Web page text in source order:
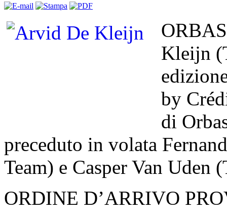
Kleijn
by
di
preceduto in volata
Team) e Casper Van Uden
ORDINE D’ARRIVO